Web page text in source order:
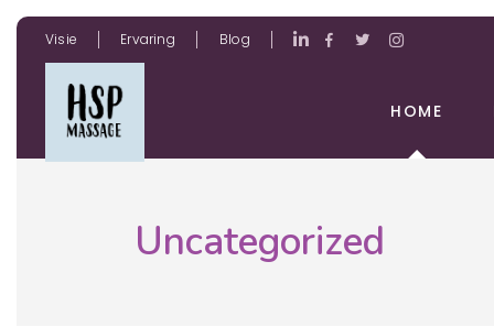
Visie Ervaring Blog
HOME
Uncategorized